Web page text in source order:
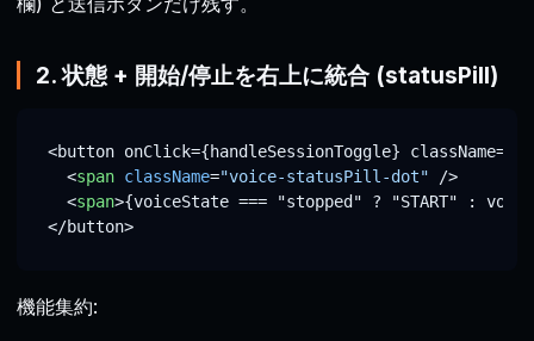
2. 状態 + 開始/停止を右上に統合 (statusPill)
<button onClick={handleSessionToggle} className=
<span className="voice-statusPill-dot" />
<span>{voiceState === "stopped" ? "START" :
</button>
機能集約: